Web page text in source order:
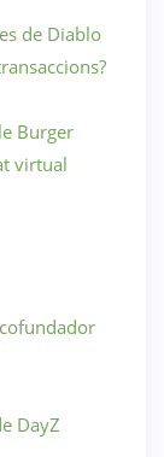
de Diablo
Burger
virtual
DayZ